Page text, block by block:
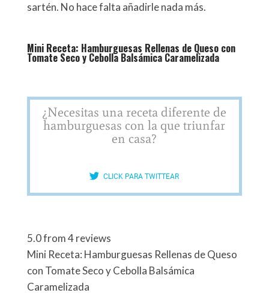
sartén. No hace falta añadirle nada más.
Mini Receta: Hamburguesas Rellenas de Queso con
Tomate Seco y Cebolla Balsámica Caramelizada
¿Necesitas una receta diferente de
hamburguesas con la que triunfar
en casa?
CLICK PARA TWITTEAR
5.0from4reviews
Mini Receta: Hamburguesas Rellenas de Queso
con Tomate Seco y Cebolla Balsámica
Caramelizada